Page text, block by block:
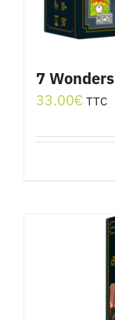
7 Wonders
33.00€ TTC